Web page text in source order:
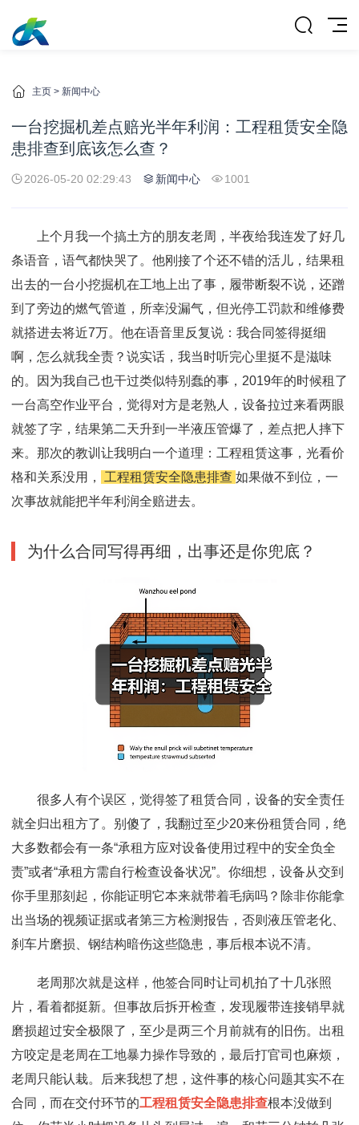
主页 > 新闻中心
一台挖掘机差点赔光半年利润：工程租赁安全隐
患排查到底该怎么查？
2026-05-20 02:29:43 新闻中心 1001
上个月我一个搞土方的朋友老周，半夜给我连发了好几
条语音，语气都快哭了。他刚接了个还不错的活儿，结果租
出去的一台小挖掘机在工地上出了事，履带断裂不说，还蹭
到了旁边的燃气管道，所幸没漏气，但光停工罚款和维修费
就搭进去将近7万。他在语音里反复说：我合同签得挺细
啊，怎么就我全责？说实话，我当时听完心里挺不是滋味
的。因为我自己也干过类似特别蠢的事，2019年的时候租了
一台高空作业平台，觉得对方是老熟人，设备拉过来看两眼
就签了字，结果第二天升到一半液压管爆了，差点把人摔下
来。那次的教训让我明白一个道理：工程租赁这事，光看价
格和关系没用，
工程租赁安全隐患排查 如果做不到位，一
次事故就能把半年利润全赔进去。
为什么合同写得再细，出事还是你兜底？
很多人有个误区，觉得签了租赁合同，设备的安全责任
就全归出租方了。别傻了，我翻过至少20来份租赁合同，绝
大多数都会有一条“承租方应对设备使用过程中的安全负全
责”或者“承租方需自行检查设备状况”。你细想，设备从交到
你手里那刻起，你能证明它本来就带着毛病吗？除非你能拿
出当场的视频证据或者第三方检测报告，否则液压管老化、
刹车片磨损、钢结构暗伤这些隐患，事后根本说不清。
老周那次就是这样，他签合同时让司机拍了十几张照
片，看着都挺新。但事故后拆开检查，发现履带连接销早就
磨损超过安全极限了，至少是两三个月前就有的旧伤。出租
方咬定是老周在工地暴力操作导致的，最后打官司也麻烦，
老周只能认栽。后来我想了想，这件事的核心问题其实不在
合同，而在交付环节的工程租赁安全隐患排查根本没做到